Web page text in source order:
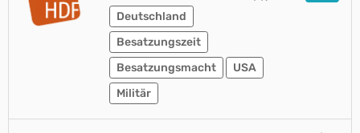
Deutschland
Besatzungszeit
Besatzungsmacht
USA
Militär